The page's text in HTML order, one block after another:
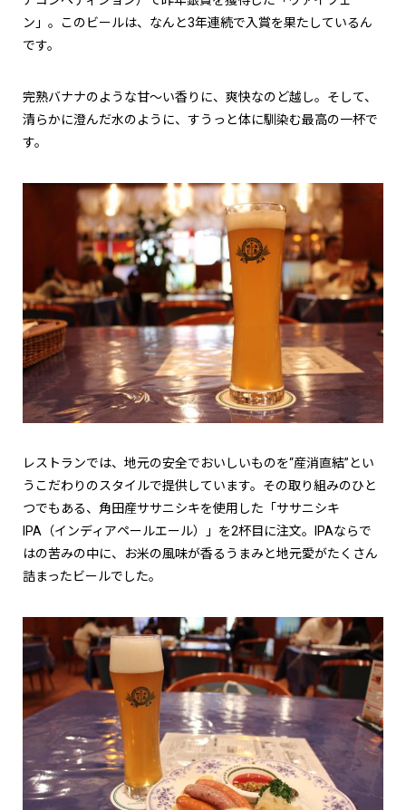
ン」。このビールは、なんと3年連続で入賞を果たしているん
です。
完熟バナナのような甘～い香りに、爽快なのど越し。そして、
清らかに澄んだ水のように、すうっと体に馴染む最高の一杯で
す。
レストランでは、地元の安全でおいしいものを“産消直結”とい
うこだわりのスタイルで提供しています。その取り組みのひと
つでもある、角田産ササニシキを使用した「ササニシキ
IPA （インディアペールエール）」を2杯目に注文。 IPAならで
はの苦みの中に、お米の風味が香るうまみと地元愛がたくさん
詰まったビールでした。